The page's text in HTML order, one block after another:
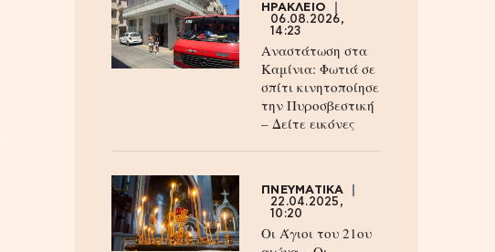
ΗΡΑΚΛΕΙΟ
06.08.2026,
14:23
Αναστάτωση στα
Καμίνια: Φωτιά σε
σπίτι κινητοποίησε
την Πυροσβεστική
– Δείτε εικόνες
ΠΝΕΥΜΑΤΙΚΑ
22.04.2025,
10:20
Οι Άγιοι του 21ου